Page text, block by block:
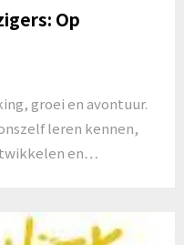
Op
groei en avontuur.
leren kennen,
en…